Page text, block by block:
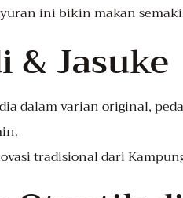
ini bikin makan
& Jasuke
dalam varian original,
tradisional dari